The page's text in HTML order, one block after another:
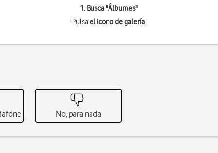
1. Busca "Álbumes"
Pulsael icono de galería.
No, para nada